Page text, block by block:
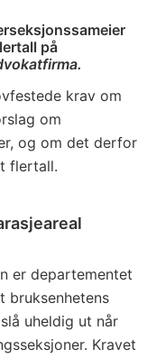
på
krav om
om
og om det derfor
flertall.
er departementet
bruksenhetens
uheldig ut når
Kravet